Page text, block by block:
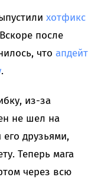
хотфикс
после
что апдейт
.
из-за
не шел на
друзьями,
Теперь мага
через всю